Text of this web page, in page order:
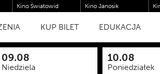
Kino Światowid Kino Janosik
KUP BILET EDUKACJA
NEWSLETTER
09.08
Niedziela
10.08
Poniedziałek